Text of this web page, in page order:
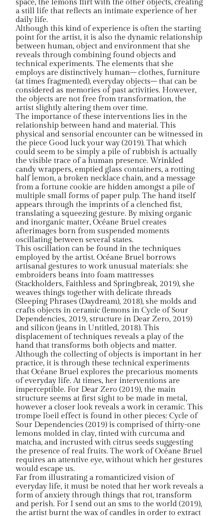
space, the lemons flirt with the other objects, creating
a still life that reflects an intimate experience of her
daily life.
Although this kind of experience is often the starting
point for the artist, it is also the dynamic relationship
between human, object and environment that she
reveals through combining found objects and
technical experiments. The elements that she
employs are distinctively human– clothes, furniture
(at times fragmented), everyday objects– that can be
considered as memories of past activities. However,
the objects are not free from transformation, the
artist slightly altering them over time.
The importance of these interventions lies in the
relationship between hand and material. This
physical and sensorial encounter can be witnessed in
the piece Good luck your way (2019). That which
could seem to be simply a pile of rubbish is actually
the visible trace of a human presence. Wrinkled
candy wrappers, emptied glass containers, a rotting
half lemon, a broken necklace chain, and a message
from a fortune cookie are hidden amongst a pile of
multiple small forms of paper pulp. The hand itself
appears through the imprints of a clenched fist,
translating a squeezing gesture. By mixing organic
and inorganic matter, Océane Bruel creates
afterimages born from suspended moments
oscillating between several states.
This oscillation can be found in the techniques
employed by the artist. Océane Bruel borrows
artisanal gestures to work unusual materials: she
embroiders beans into foam mattresses
(Stackholders, Faithless and Springbreak, 2019), she
weaves things together with delicate threads
(Sleeping Phrases (Daydream), 2018), she molds and
crafts objects in ceramic (lemons in Cycle of Sour
Dependencies, 2019, structure in Dear Zero, 2019)
and silicon (jeans in Untitled, 2018). This
displacement of techniques reveals a play of the
hand that transforms both objects and matter.
Although the collecting of objects is important in her
practice, it is through these technical experiments
that Océane Bruel explores the precarious moments
of everyday life. At times, her interventions are
imperceptible. For Dear Zero (2019), the main
structure seems at first sight to be made in metal,
however a closer look reveals a work in ceramic. This
trompe l’oeil effect is found in other pieces: Cycle of
Sour Dependencies (2019) is comprised of thirty-one
lemons molded in clay, tinted with curcuma and
matcha, and incrusted with citrus seeds suggesting
the presence of real fruits. The work of Océane Bruel
requires an attentive eye, without which her gestures
would escape us.
Far from illustrating a romanticized vision of
everyday life, it must be noted that her work reveals a
form of anxiety through things that rot, transform
and perish. For I send out an sms to the world (2019),
the artist burnt the wax of candles in order to extract